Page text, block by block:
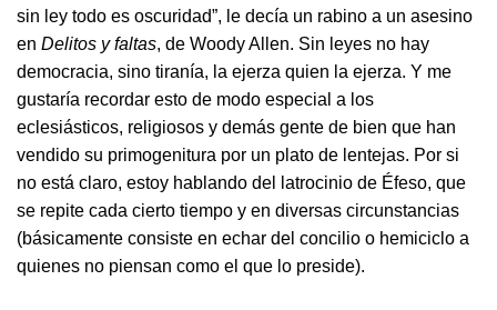
sin ley todo es oscuridad”, le decía un rabino a un asesino
en Delitos y faltas, de Woody Allen. Sin leyes no hay
democracia, sino tiranía, la ejerza quien la ejerza. Y me
gustaría recordar esto de modo especial a los
eclesiásticos, religiosos y demás gente de bien que han
vendido su primogenitura por un plato de lentejas. Por si
no está claro, estoy hablando del latrocinio de Éfeso, que
se repite cada cierto tiempo y en diversas circunstancias
(básicamente consiste en echar del concilio o hemiciclo a
quienes no piensan como el que lo preside).